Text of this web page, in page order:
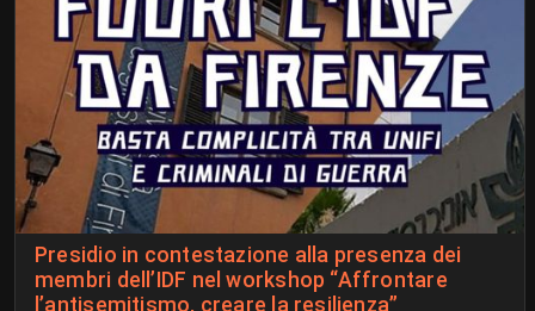
Presidio in contestazione alla presenza dei
membri dell’IDF nel workshop “Affrontare
l’antisemitismo, creare la resilienza”